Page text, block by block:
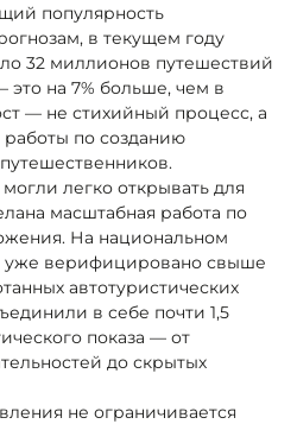
популярность
в текущем году
32 миллионов путешествий
это на 7% больше, чем в
— не стихийный процесс, а
работы по созданию
легко открывать для
масштабная работа по
На национальном
уже верифицировано свыше
автотуристических
в себе почти 1,5
показа — от
до скрытых
не ограничивается